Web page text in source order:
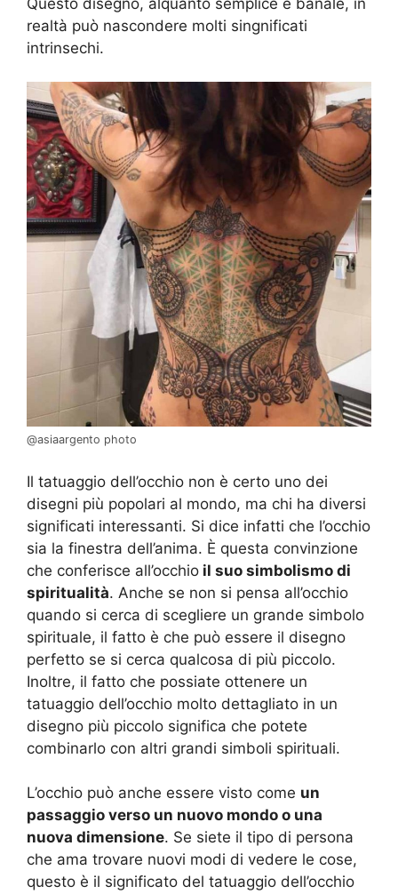
realtà può nascondere molti singnificati
intrinsechi.
@asiaargento photo
Il tatuaggio dell’occhio non è certo uno dei
disegni più popolari al mondo, ma chi ha diversi
significati interessanti. Si dice infatti che l’occhio
sia la finestra dell’anima. È questa convinzione
che conferisce all’occhio il suo simbolismo di
spiritualità. Anche se non si pensa all’occhio
quando si cerca di scegliere un grande simbolo
spirituale, il fatto è che può essere il disegno
perfetto se si cerca qualcosa di più piccolo.
Inoltre, il fatto che possiate ottenere un
tatuaggio dell’occhio molto dettagliato in un
disegno più piccolo significa che potete
combinarlo con altri grandi simboli spirituali.
L’occhio può anche essere visto come un
passaggio verso un nuovo mondo o una
nuova dimensione. Se siete il tipo di persona
che ama trovare nuovi modi di vedere le cose,
questo è il significato del tatuaggio dell’occhio